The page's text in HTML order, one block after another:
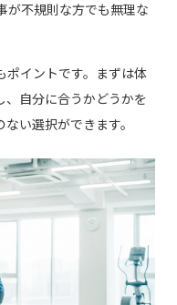
が不規則な方でも無理な
ポイントです。まずは体
自分に合うかどうかを
い選択ができます。